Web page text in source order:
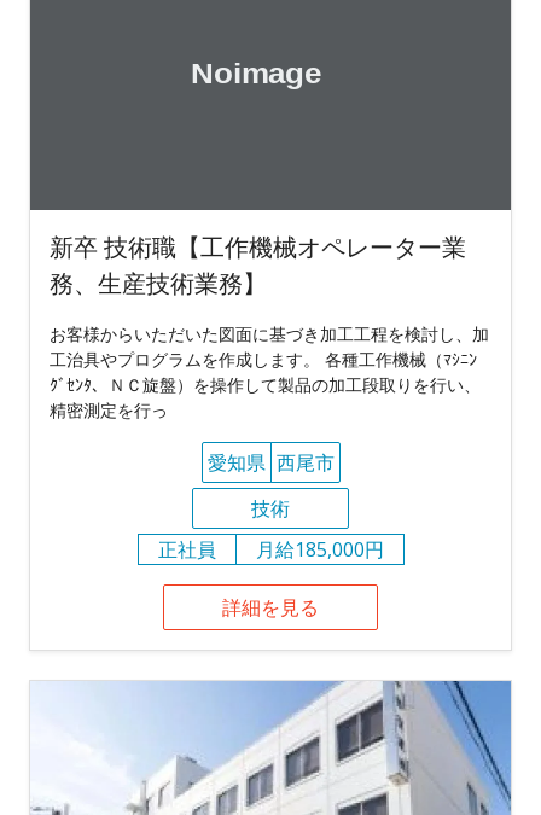
新卒 技術職【工作機械オペレーター業
務、生産技術業務】
お客様からいただいた図面に基づき加工工程を検討し、加
工治具やプログラムを作成します。 各種工作機械（ﾏｼﾆﾝ
ｸﾞｾﾝﾀ、ＮＣ旋盤）を操作して製品の加工段取りを行い、
精密測定を行っ
愛知県 西尾市
技術
正社員
月給185,000円
詳細を見る